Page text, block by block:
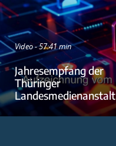
Video - 57:41 min
Jahresempfang der
Thüringer
Landesmedienanstalt